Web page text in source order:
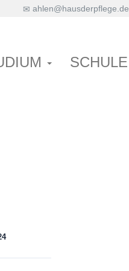
ahlen@hausderpflege.de
SCHULE